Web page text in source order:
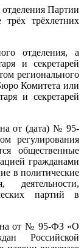
Партии
трёхлетних
отделения, а
и секретарей
регионального
Комитета или
и секретарей
от (дата) № 95-
регулирования
общественные
гражданами
в политические
партий в
от № 95-ФЗ «О
Российской